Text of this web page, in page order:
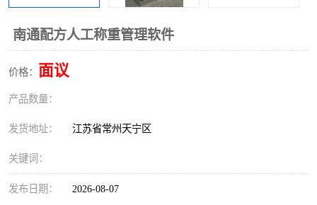
南通配方人工称重管理软件
价格： 面议
产品数量：
发货地址： 江苏省常州天宁区
关键词：
发布日期： 2026-08-07